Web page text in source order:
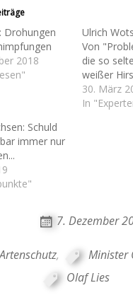
Drohungen
2018
Ulrich
Von
die so
weißer
30. März
In
Schuld
immer nur
7. Dezember
, Minister
Olaf Lies